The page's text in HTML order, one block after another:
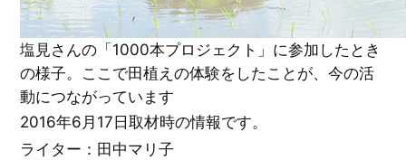
塩見さんの「1000本プロジェクト」に参加したとき
の様子。ここで田植えの体験をしたことが、今の活
動につながっています
2016年6月17日取材時の情報です。
ライター：田中マリ子